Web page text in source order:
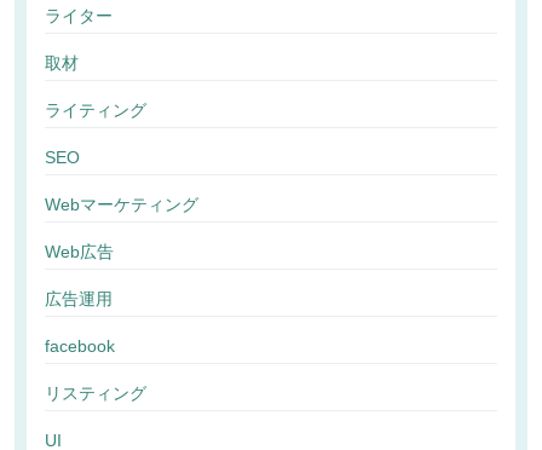
ライター
取材
ライティング
SEO
Webマーケティング
Web広告
広告運用
facebook
リスティング
UI